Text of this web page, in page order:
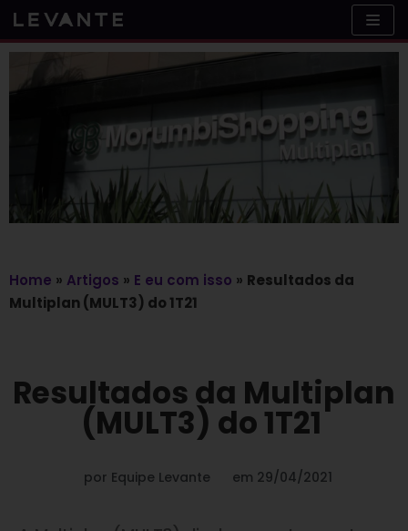
Skip
to
Home » Artigos » E eu com isso » Resultados da
Multiplan (MULT3) do 1T21
Resultados da Multiplan
(MULT3) do 1T21
por Equipe Levante em 29/04/2021